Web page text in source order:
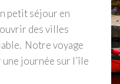
petit séjour en
des villes
Notre voyage
une journée sur l’île